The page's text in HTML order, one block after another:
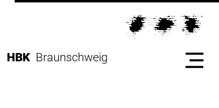
Inhalt
zur
Direkt
HBK Braunschweig